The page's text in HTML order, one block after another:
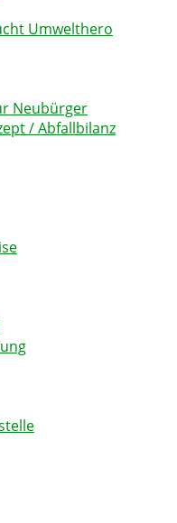
Umwelthero
Neubürger
/ Abfallbilanz